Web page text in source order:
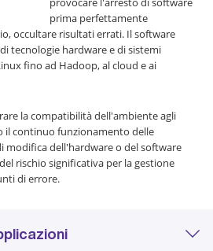
prima perfettamente
occultare risultati errati. Il software
tecnologie hardware e di sistemi
fino ad Hadoop, al cloud e ai
la compatibilità dell'ambiente agli
il continuo funzionamento delle
modifica dell'hardware o del software
rischio significativa per la gestione
di errore.